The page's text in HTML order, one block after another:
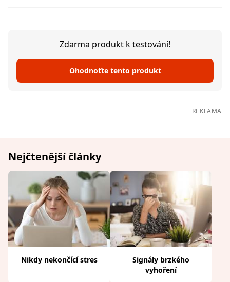
Zdarma produkt k testování!
Ohodnoťte tento produkt
REKLAMA
Nejčtenější články
Nikdy nekončící stres
Signály brzkého
vyhoření